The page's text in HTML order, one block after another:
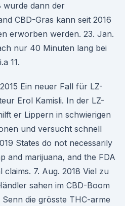
wurde dann der
CBD-Gras kann seit 2016
erworben werden. 23. Jan.
nur 40 Minuten lang bei
11.
Ein neuer Fall für LZ-
Erol Kamisli. In der LZ-
er Lippern in schwierigen
und versucht schnell
States do not necessarily
and marijuana, and the FDA
7. Aug. 2018 Viel zu
sahen im CBD-Boom
die grösste THC-arme